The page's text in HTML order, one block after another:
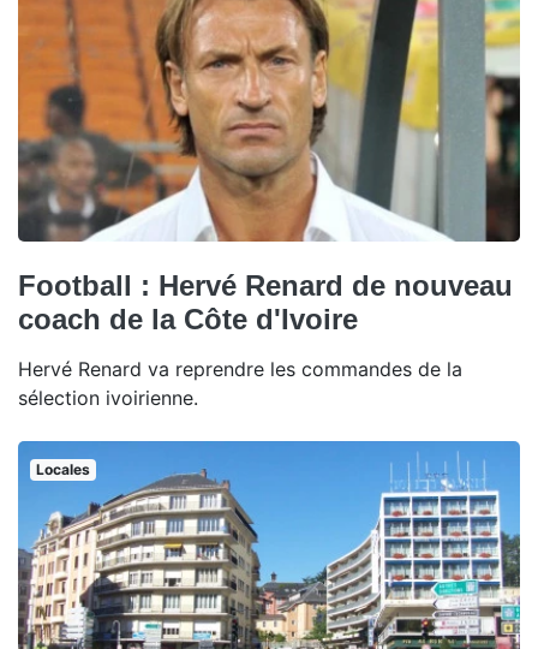
Football : Hervé Renard de nouveau
coach de la Côte d'Ivoire
Hervé Renard va reprendre les commandes de la
sélection ivoirienne.
Locales